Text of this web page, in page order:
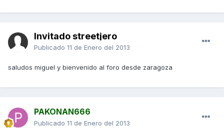
Invitado streetjero
Publicado 11 de Enero del 2013
saludos miguel y bienvenido al foro desde zaragoza
PAKONAN666
Publicado 11 de Enero del 2013